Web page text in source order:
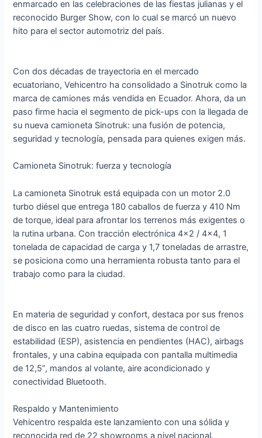
enmarcado en las celebraciones de las fiestas julianas y el
reconocido Burger Show, con lo cual se marcó un nuevo
hito para el sector automotriz del país.
Con dos décadas de trayectoria en el mercado
ecuatoriano, Vehicentro ha consolidado a Sinotruk como la
marca de camiones más vendida en Ecuador. Ahora, da un
paso firme hacia el segmento de pick-ups con la llegada de
su nueva camioneta Sinotruk: una fusión de potencia,
seguridad y tecnología, pensada para quienes exigen más.
Camioneta Sinotruk: fuerza y tecnología
La camioneta Sinotruk está equipada con un motor 2.0
turbo diésel que entrega 180 caballos de fuerza y 410 Nm
de torque, ideal para afrontar los terrenos más exigentes o
la rutina urbana. Con tracción electrónica 4×2 / 4×4, 1
tonelada de capacidad de carga y 1,7 toneladas de arrastre,
se posiciona como una herramienta robusta tanto para el
trabajo como para la ciudad.
En materia de seguridad y confort, destaca por sus frenos
de disco en las cuatro ruedas, sistema de control de
estabilidad (ESP), asistencia en pendientes (HAC), airbags
frontales, y una cabina equipada con pantalla multimedia
de 12,5”, mandos al volante, aire acondicionado y
conectividad Bluetooth.
Respaldo y Mantenimiento
Vehicentro respalda este lanzamiento con una sólida y